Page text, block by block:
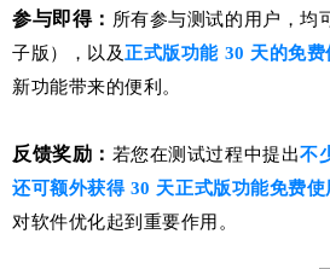
参与即得： 所有参与测试的用户，均
子版），以及 正式版功能 30 天的免费
新功能带来的便利。
反馈奖励： 若您在测试过程中提出不
还可额外获得 30 天正式版功能免费使
对软件优化起到重要作用。